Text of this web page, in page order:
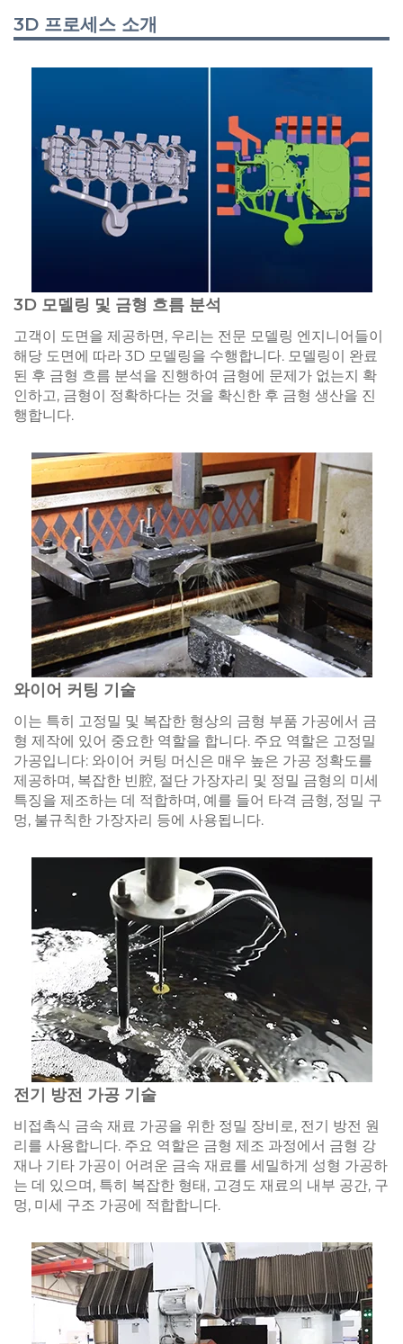
3D 프로세스 소개
3D 모델링 및 금형 흐름 분석
고객이 도면을 제공하면, 우리는 전문 모델링 엔지니어들이
해당 도면에 따라 3D 모델링을 수행합니다. 모델링이 완료
된 후 금형 흐름 분석을 진행하여 금형에 문제가 없는지 확
인하고, 금형이 정확하다는 것을 확신한 후 금형 생산을 진
행합니다.
와이어 커팅 기술
이는 특히 고정밀 및 복잡한 형상의 금형 부품 가공에서 금
형 제작에 있어 중요한 역할을 합니다. 주요 역할은 고정밀
가공입니다: 와이어 커팅 머신은 매우 높은 가공 정확도를
제공하며, 복잡한 빈腔, 절단 가장자리 및 정밀 금형의 미세
특징을 제조하는 데 적합하며, 예를 들어 타격 금형, 정밀 구
멍, 불규칙한 가장자리 등에 사용됩니다.
전기 방전 가공 기술
비접촉식 금속 재료 가공을 위한 정밀 장비로, 전기 방전 원
리를 사용합니다. 주요 역할은 금형 제조 과정에서 금형 강
재나 기타 가공이 어려운 금속 재료를 세밀하게 성형 가공하
는 데 있으며, 특히 복잡한 형태, 고경도 재료의 내부 공간, 구
멍, 미세 구조 가공에 적합합니다.